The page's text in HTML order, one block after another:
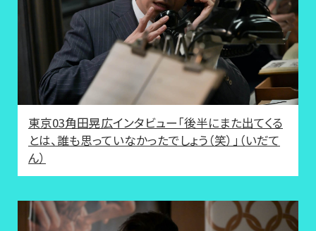
東京03角田晃広インタビュー「後半にまた出てくる
とは、誰も思っていなかったでしょう（笑）」（いだて
ん）